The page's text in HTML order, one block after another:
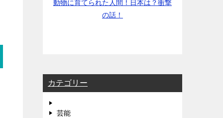
動物に育てられた人間！日本は？衝撃
の話！
カテゴリー
芸能